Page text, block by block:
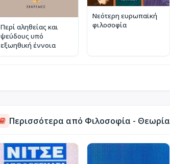
Περί αληθείας και
ψεύδους υπό
εξωηθική έννοια
Νεότερη ευρωπαϊκή
φιλοσοφία
Περισσότερα από Φιλοσοφία - Θεωρία